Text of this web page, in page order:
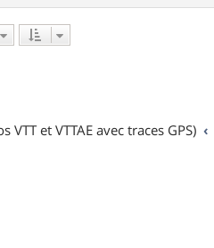
VTT et VTTAE avec traces GPS)